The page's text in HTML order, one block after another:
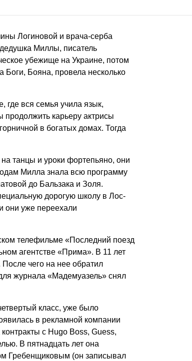
Логиновой и врача-серба
Миллы, писатель
убежище на Украине, потом
Бояна, провела несколько
где вся семья учила язык,
карьеру актрисы
в богатых домах. Тогда
танцы и уроки фортепьяно, они
Милла знала всю программу
до Бальзака и Золя.
дорогую школу в Лос-
они уже переехали
телефильме «Последний поезд
агентстве «Прима». В 11 лет
чего на нее обратил
журнала «Мадемуазель» снял
класс, уже было
в рекламной компании
с Hugo Boss, Guess,
В пятнадцать лет она
Гребенщиковым (он записывал